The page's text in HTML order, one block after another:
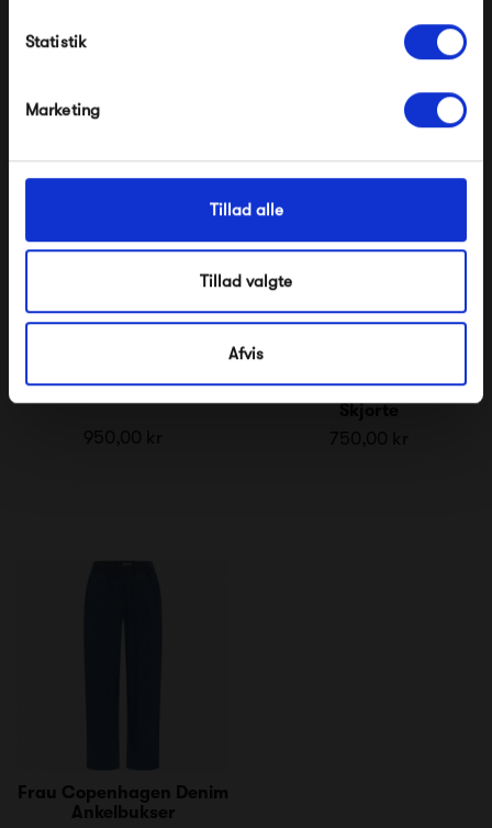
Statistik
Marketing
Tillad alle
Tillad valgte
Afvis
550,00 kr 1 000,00 kr
Frau Paris Denim Kjole
Frau Tokyo Denim
Skjorte
Frau Copenhagen Denim
Ankelbukser
*Ved at tilmelde dig accepterer du at modtage e-